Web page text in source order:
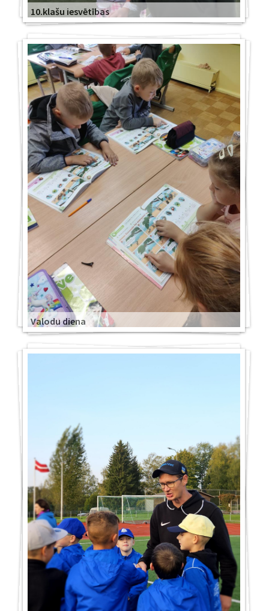
10.klašu iesvētības
Valodu diena